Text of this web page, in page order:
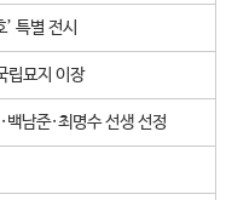
특별 전시
립묘지 이장
남준·최명수 선생 선정